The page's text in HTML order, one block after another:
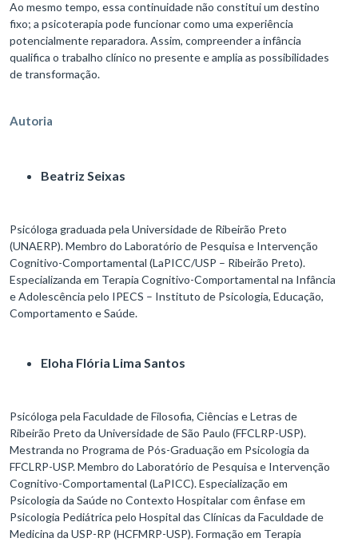
Ao mesmo tempo, essa continuidade não constitui um destino
fixo; a psicoterapia pode funcionar como uma experiência
potencialmente reparadora. Assim, compreender a infância
qualifica o trabalho clínico no presente e amplia as possibilidades
de transformação.
Autoria
Beatriz Seixas
Psicóloga graduada pela Universidade de Ribeirão Preto
(UNAERP). Membro do Laboratório de Pesquisa e Intervenção
Cognitivo-Comportamental (LaPICC/USP – Ribeirão Preto).
Especializanda em Terapia Cognitivo-Comportamental na Infância
e Adolescência pelo IPECS – Instituto de Psicologia, Educação,
Comportamento e Saúde.
Eloha Flória Lima Santos
Psicóloga pela Faculdade de Filosofia, Ciências e Letras de
Ribeirão Preto da Universidade de São Paulo (FFCLRP-USP).
Mestranda no Programa de Pós-Graduação em Psicologia da
FFCLRP-USP. Membro do Laboratório de Pesquisa e Intervenção
Cognitivo-Comportamental (LaPICC). Especialização em
Psicologia da Saúde no Contexto Hospitalar com ênfase em
Psicologia Pediátrica pelo Hospital das Clínicas da Faculdade de
Medicina da USP-RP (HCFMRP-USP). Formação em Terapia